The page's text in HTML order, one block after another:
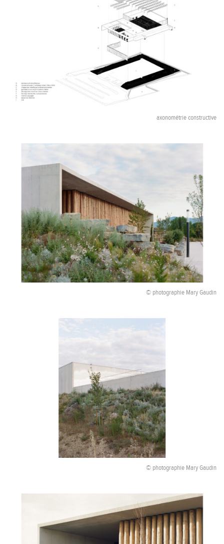
axonométrie constructive
© photographie Mary Gaudin
© photographie Mary Gaudin